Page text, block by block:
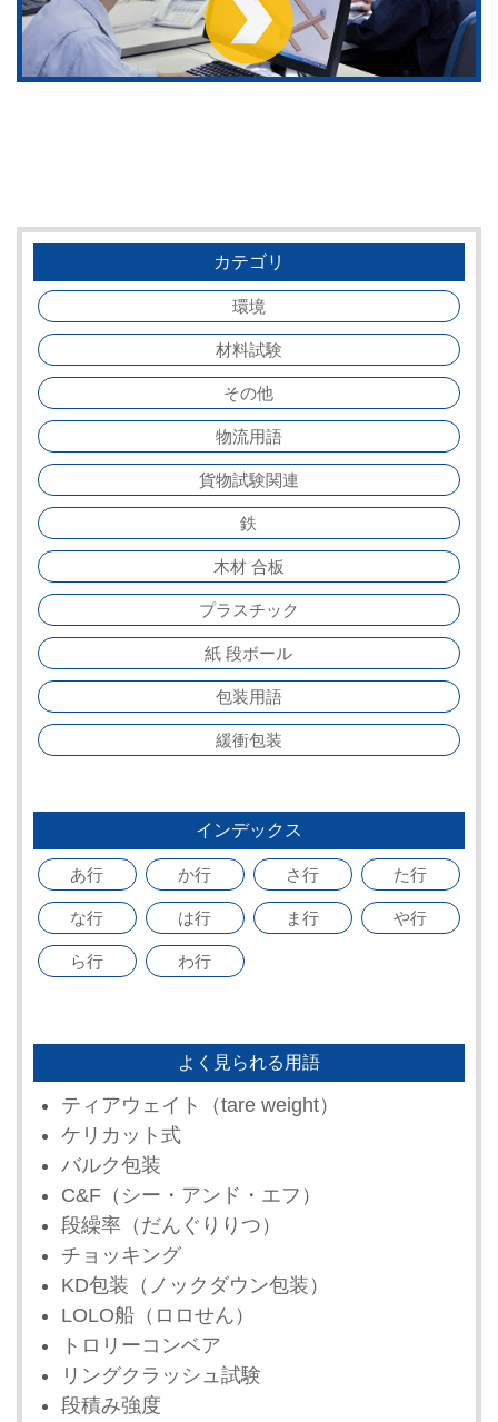
カテゴリ
環境
材料試験
その他
物流用語
貨物試験関連
鉄
木材 合板
プラスチック
紙 段ボール
包装用語
緩衝包装
インデックス
あ行 か行 さ行 た行
な行 は行 ま行 や行
ら行 わ行
よく見られる用語
ティアウェイト（tare weight）
ケリカット式
バルク包装
C&F（シー・アンド・エフ）
段繰率（だんぐりりつ）
チョッキング
KD包装（ノックダウン包装）
LOLO船（ロロせん）
トロリーコンベア
リングクラッシュ試験
段積み強度